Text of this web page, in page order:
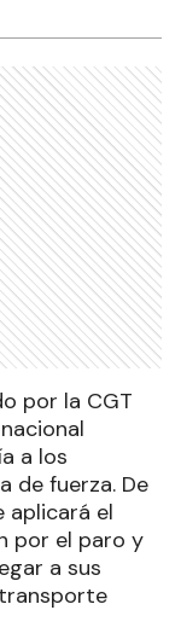
por la CGT
a los
de fuerza. De
aplicará el
por el paro y
a sus